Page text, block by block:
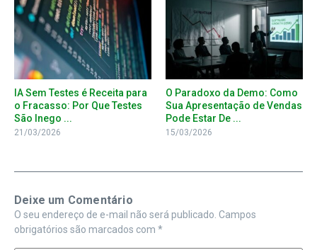
IA Sem Testes é Receita para
o Fracasso: Por Que Testes
São Inego ...
21/03/2026
O Paradoxo da Demo: Como
Sua Apresentação de Vendas
Pode Estar De ...
15/03/2026
Deixe um Comentário
O seu endereço de e-mail não será publicado. Campos
obrigatórios são marcados com *